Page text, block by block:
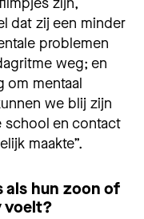
dat zij een minder
problemen
weg; en
om mentaal
we blij zijn
school en contact
maakte”.
als hun zoon of
voelt?